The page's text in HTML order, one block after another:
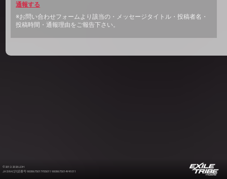
通報する
※お問い合わせフォームより該当の・メッセージタイトル・投稿者名・
投稿時間・通報理由をご報告下さい。
©2012-2026 LDH
JASRAC許諾番号 9008675017Y55011 9008675014Y41011